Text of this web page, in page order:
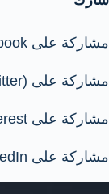
مشاركة على Facebook
مشاركة على X (Twitter)
مشاركة على Pinterest
مشاركة على LinkedIn